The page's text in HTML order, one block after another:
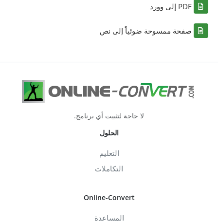
PDF إلى وورد
صفحة ممسوحة ضوئياً إلى نص
لا حاجة لتثبيت أي برنامج.
الحلول
التعليم
التكاملات
Online-Convert
المساعدة